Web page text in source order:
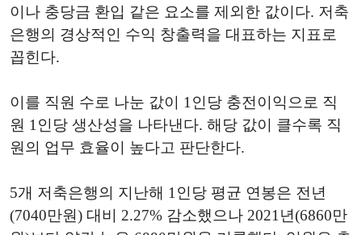
이나 충당금 환입 같은 요소를 제외한 값이다. 저축
은행의 경상적인 수익 창출력을 대표하는 지표로
꼽힌다.
이를 직원 수로 나눈 값이 1인당 충전이익으로 직
원 1인당 생산성을 나타낸다. 해당 값이 클수록 직
원의 업무 효율이 높다고 판단한다.
5개 저축은행의 지난해 1인당 평균 연봉은 전년
(7040만원) 대비 2.27% 감소했으나 2021년(6860만